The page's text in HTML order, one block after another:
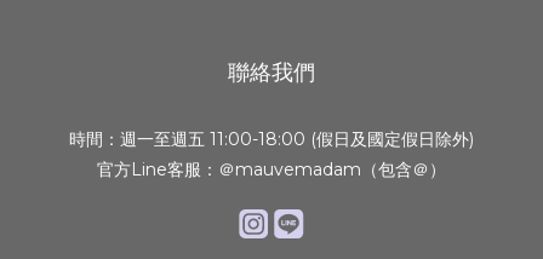
聯絡我們
時間：週一至週五 11:00-18:00 (假日及國定假日除外)
官方Line客服：＠mauvemadam（包含＠）